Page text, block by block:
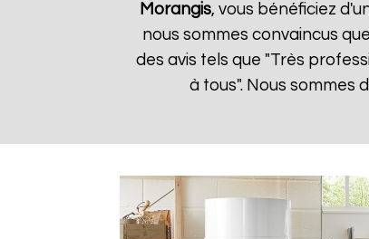
Morangis, vous bénéficiez
nous sommes convaincus
des avis tels que "Très
à tous". Nous sommes